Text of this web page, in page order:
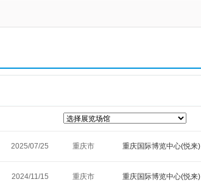
2025/07/25 重庆市 重庆国际博览中心(悦来)
2024/11/15 重庆市 重庆国际博览中心(悦来)